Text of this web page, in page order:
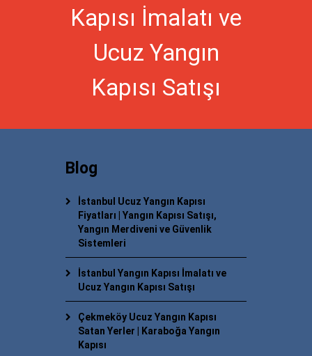
Kapısı İmalatı ve
Ucuz Yangın
Kapısı Satışı
Blog
İstanbul Ucuz Yangın Kapısı
Fiyatları | Yangın Kapısı Satışı,
Yangın Merdiveni ve Güvenlik
Sistemleri
İstanbul Yangın Kapısı İmalatı ve
Ucuz Yangın Kapısı Satışı
Çekmeköy Ucuz Yangın Kapısı
Satan Yerler | Karaboğa Yangın
Kapısı